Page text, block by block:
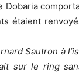
Dobaria
étaient
Sautron à
sur le ring